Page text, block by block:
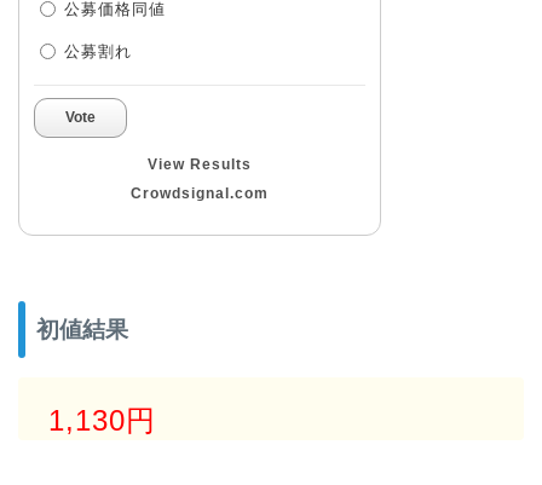
公募価格同値
公募割れ
Vote
View Results
Crowdsignal.com
初値結果
1,130円